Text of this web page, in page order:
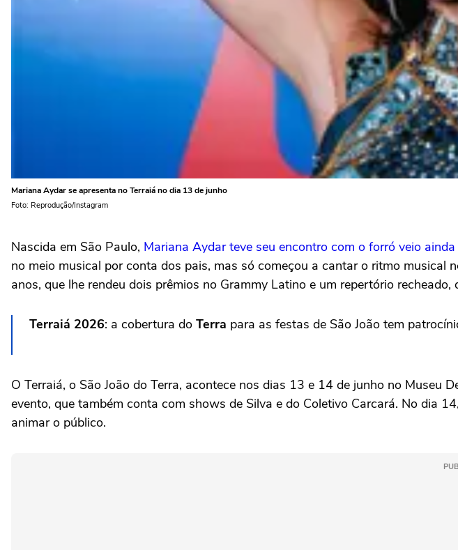
Mariana Aydar se apresenta no Terraiá no dia 13 de junho
Foto: Reprodução/Instagram
Nascida em São Paulo, Mariana Aydar teve seu encontro com o forró veio
no meio musical por conta dos pais, mas só começou a cantar o ritmo
anos, que lhe rendeu dois prêmios no Grammy Latino e um repertório
Terraiá 2026: a cobertura do Terra para as festas de São João tem
O Terraiá, o São João do Terra, acontece nos dias 13 e 14 de junho no Museu
evento, que também conta com shows de Silva e do Coletivo Carcará. No dia
animar o público.